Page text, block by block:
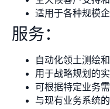
适用于各种规模
服务：
自动化领土测绘
用于战略规划的
可根据特定业务
与现有业务系统